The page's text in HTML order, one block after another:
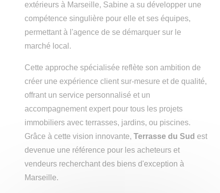
extérieurs à Marseille, Sabine a su développer une
compétence singulière pour elle et ses équipes,
permettant à l'agence de se démarquer sur le
marché local.
Cette approche spécialisée reflète son ambition de
créer une expérience client sur-mesure et de qualité,
offrant un service personnalisé et un
accompagnement expert pour tous les projets
immobiliers avec terrasses, jardins, ou piscines.
Grâce à cette vision innovante,Terrasse du Sud est
devenue une référence pour les acheteurs et
vendeurs recherchant des biens d'exception à
Marseille.